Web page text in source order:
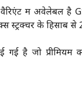
में अवेलेबल है
स्ट्रक्चर के हिसाब से
है जो प्रीमियम